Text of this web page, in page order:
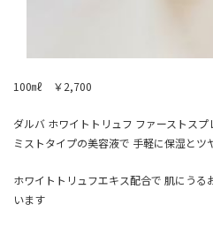
100㎖ ￥2,700
ダルバ ホワイトトリュフ ファーストスプ
ミストタイプの美容液で 手軽に保湿と
ホワイトトリュフエキス配合で 肌にうる
います